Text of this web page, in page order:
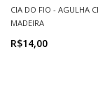
CIA DO FIO - AGULHA
MADEIRA
R$14,00